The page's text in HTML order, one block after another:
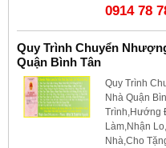
0914 78
Quy Trình Chuyển
Quận Bình Tân
Quy Trình
Nhà Quận
Trình,Hướng
Làm,Nhận
Nhà,Cho